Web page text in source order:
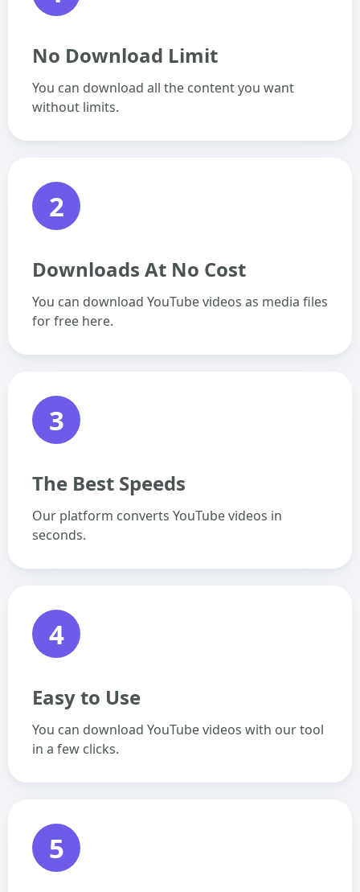
No Download Limit
You can download all the content you want
without limits.
2
Downloads At No Cost
You can download YouTube videos as media files
for free here.
3
The Best Speeds
Our platform converts YouTube videos in
seconds.
4
Easy to Use
You can download YouTube videos with our tool
in a few clicks.
5